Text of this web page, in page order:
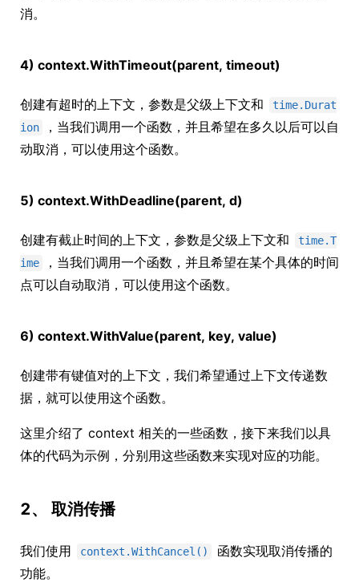
消。
4) context.WithTimeout(parent, timeout)
创建有超时的上下文，参数是父级上下文和
time.Durat
ion
，当我们调用一个函数，并且希望在多久以后可以自
动取消，可以使用这个函数。
5) context.WithDeadline(parent, d)
创建有截止时间的上下文，参数是父级上下文和
time.T
ime
，当我们调用一个函数，并且希望在某个具体的时间
点可以自动取消，可以使用这个函数。
6) context.WithValue(parent, key, value)
创建带有键值对的上下文，我们希望通过上下文传递数
据，就可以使用这个函数。
这里介绍了 context 相关的一些函数，接下来我们以具
体的代码为示例，分别用这些函数来实现对应的功能。
2、 取消传播
我们使用 context.WithCancel()
函数实现取消传播的
功能。